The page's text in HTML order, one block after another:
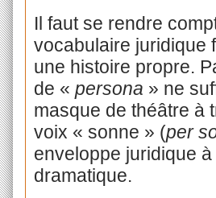
Il faut se rendre
vocabulaire juridique
une histoire propre.
de « persona » ne
masque de théâtre à
voix « sonne » (per
enveloppe juridique
dramatique.